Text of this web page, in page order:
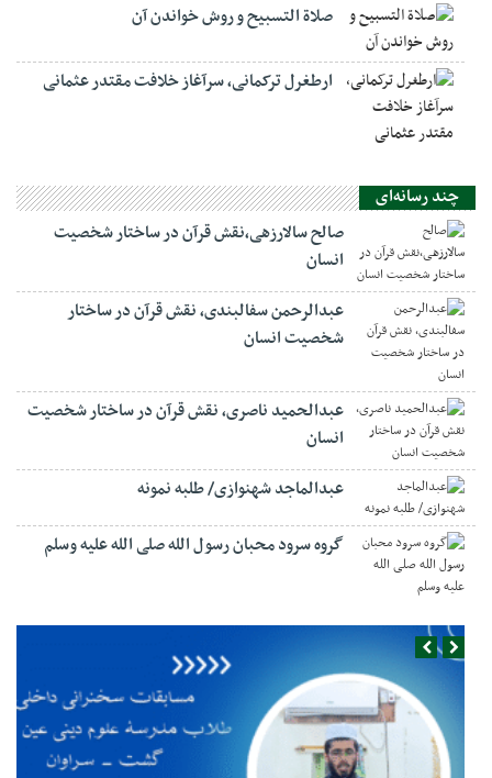
صلاة التسبيح و روش خواندن آن
ارطغرل ترکمانی، سرآغاز خلافت مقتدر عثمانی
چند رسانه‌ای
صالح سالارزهی،‌نقش قرآن در ساختار شخصیت
انسان
عبدالرحمن سفالبندی، نقش قرآن در ساختار
شخصیت انسان
عبدالحمید ناصری، نقش قرآن در ساختار شخصیت
انسان
عبدالماجد شهنوازی/ طلبه نمونه
گروه سرود محبان رسول الله صلی الله علیه وسلم